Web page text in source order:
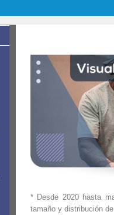
* Desde 2020 hasta
tamaño y distribución